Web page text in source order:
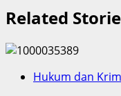
Related
Hukum dan